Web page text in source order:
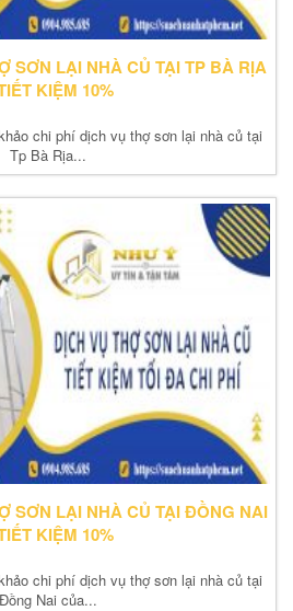
SƠN LẠI NHÀ CỦ TẠI TP BÀ RỊA
KIỆM 10%
chi phí dịch vụ thợ sơn lại nhà củ tại
Tp Bà Rịa...
SƠN LẠI NHÀ CỦ TẠI ĐỒNG NAI
KIỆM 10%
chi phí dịch vụ thợ sơn lại nhà củ tại
Đồng Nai của...